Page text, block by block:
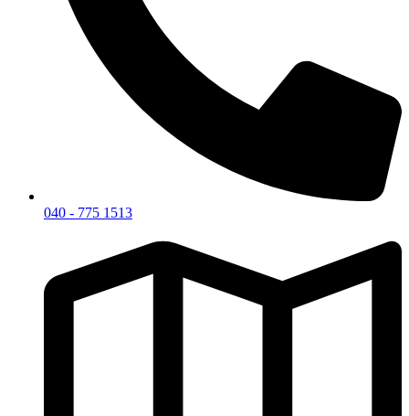
040 - 775 1513